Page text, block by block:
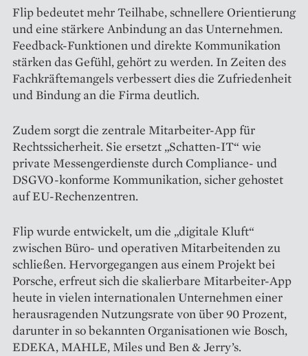
Flip bedeutet mehr Teilhabe, schnellere Orientierung
und eine stärkere Anbindung an das Unternehmen.
Feedback-Funktionen und direkte Kommunikation
stärken das Gefühl, gehört zu werden. In Zeiten des
Fachkräftemangels verbessert dies die Zufriedenheit
und Bindung an die Firma deutlich.
Zudem sorgt die zentrale Mitarbeiter-App für
Rechtssicherheit. Sie ersetzt „Schatten-IT“ wie
private Messengerdienste durch Compliance- und
DSGVO-konforme Kommunikation, sicher gehostet
auf EU-Rechenzentren.
Flip wurde entwickelt, um die „digitale Kluft“
zwischen Büro- und operativen Mitarbeitenden zu
schließen. Hervorgegangen aus einem Projekt bei
Porsche, erfreut sich die skalierbare Mitarbeiter-App
heute in vielen internationalen Unternehmen einer
herausragenden Nutzungsrate von über 90 Prozent,
darunter in so bekannten Organisationen wie Bosch,
EDEKA, MAHLE, Miles und Ben & Jerry’s.